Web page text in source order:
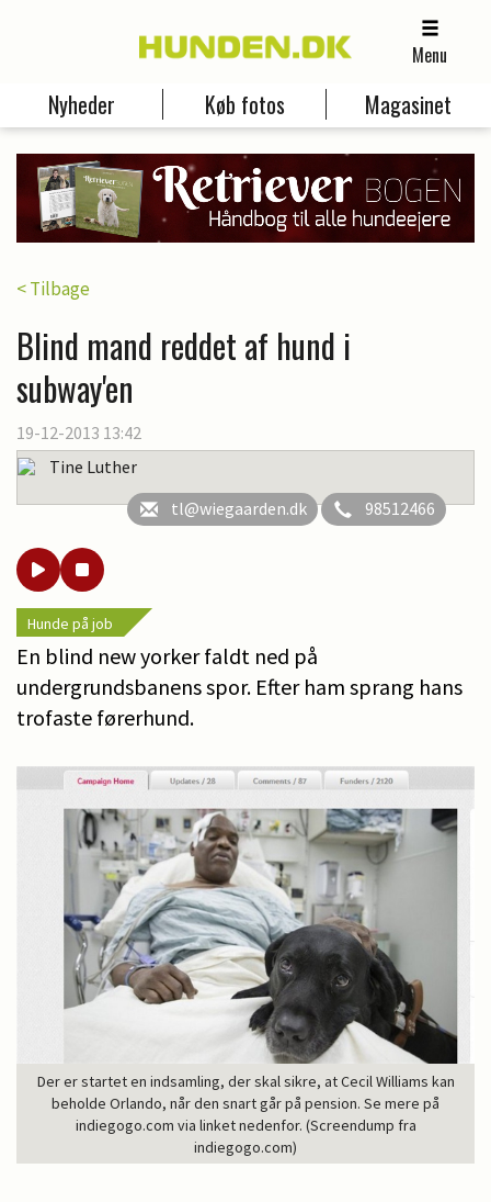
Menu
Nyheder Køb fotos Magasinet
< Tilbage
Blind mand reddet af hund i
subway'en
19-12-2013 13:42
Tine Luther
tl@wiegaarden.dk
98512466
Hunde på job
En blind new yorker faldt ned på
undergrundsbanens spor. Efter ham sprang hans
trofaste førerhund.
Der er startet en indsamling, der skal sikre, at Cecil Williams kan
beholde Orlando, når den snart går på pension. Se mere på
indiegogo.com via linket nedenfor. (Screendump fra
indiegogo.com)